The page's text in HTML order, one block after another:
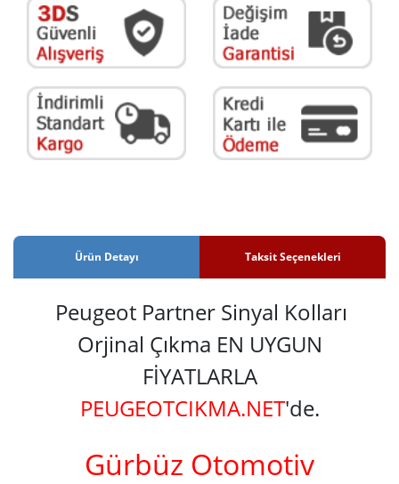
Ürün Detayı Taksit Seçenekleri
Peugeot Partner Sinyal Kolları
Orjinal Çıkma EN UYGUN
FİYATLARLA
PEUGEOTCIKMA.NET'de.
Gürbüz Otomotiv